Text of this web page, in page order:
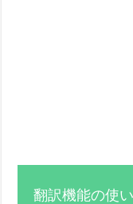
翻訳機能の使